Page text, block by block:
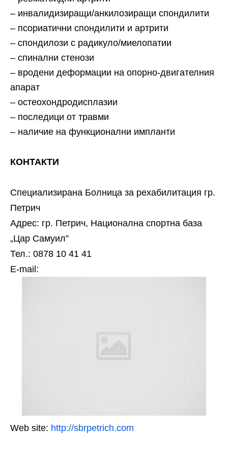
– инвалидизиращи/анкилозиращи спондилити
– псориатични спондилити и артрити
– спондилози с радикуло/миелопатии
– спинални стенози
– вродени деформации на опорно-двигателния
апарат
– остеохондродисплазии
– последици от травми
– наличие на функционални импланти
КОНТАКТИ
Специализирана Болница за рехабилитация гр.
Петрич
Адрес: гр. Петрич, Национална спортна база
„Цар Самуил”
Тел.: 0878 10 41 41
Е-mail:
Web site: http://sbrpetrich.com